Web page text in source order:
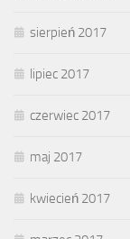
sierpień 2017
lipiec 2017
czerwiec 2017
maj 2017
kwiecień 2017